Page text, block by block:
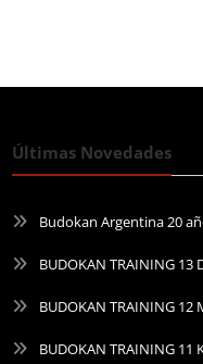
Últimas Novedades
Budokan Argentina 20
BUDOKAN TRAINING 13
BUDOKAN TRAINING 12
BUDOKAN TRAINING 11